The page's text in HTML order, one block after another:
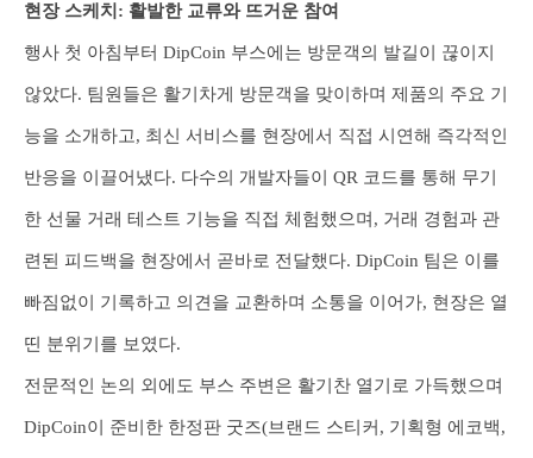
현장 스케치: 활발한 교류와 뜨거운 참여
행사 첫 아침부터 DipCoin 부스에는 방문객의 발길이 끊이지
않았다. 팀원들은 활기차게 방문객을 맞이하며 제품의 주요 기
능을 소개하고, 최신 서비스를 현장에서 직접 시연해 즉각적인
반응을 이끌어냈다. 다수의 개발자들이 QR 코드를 통해 무기
한 선물 거래 테스트 기능을 직접 체험했으며, 거래 경험과 관
련된 피드백을 현장에서 곧바로 전달했다. DipCoin 팀은 이를
빠짐없이 기록하고 의견을 교환하며 소통을 이어가, 현장은 열
띤 분위기를 보였다.
전문적인 논의 외에도 부스 주변은 활기찬 열기로 가득했으며
DipCoin이 준비한 한정판 굿즈(브랜드 스티커, 기획형 에코백,